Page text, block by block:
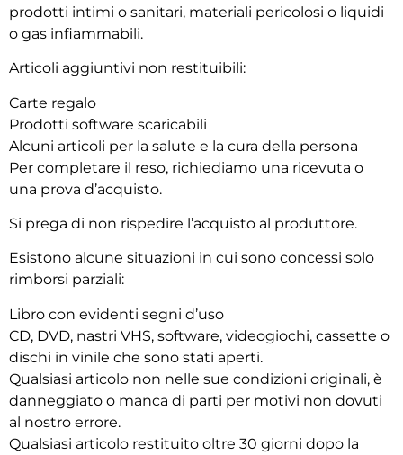
prodotti intimi o sanitari, materiali pericolosi o liquidi
o gas infiammabili.
Articoli aggiuntivi non restituibili:
Carte regalo
Prodotti software scaricabili
Alcuni articoli per la salute e la cura della persona
Per completare il reso, richiediamo una ricevuta o
una prova d’acquisto.
Si prega di non rispedire l’acquisto al produttore.
Esistono alcune situazioni in cui sono concessi solo
rimborsi parziali:
Libro con evidenti segni d’uso
CD, DVD, nastri VHS, software, videogiochi, cassette o
dischi in vinile che sono stati aperti.
Qualsiasi articolo non nelle sue condizioni originali, è
danneggiato o manca di parti per motivi non dovuti
al nostro errore.
Qualsiasi articolo restituito oltre 30 giorni dopo la